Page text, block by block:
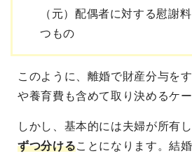
（元）配偶者に対する慰謝
つもの
このように、離婚で財産分与を
や養育費も含めて取り決めるケ
しかし、基本的には夫婦が所有
ずつ分けることになります。結